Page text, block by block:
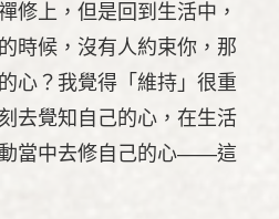
修上，但是回到生活中，
時候，沒有人約束你，那
心？我覺得「維持」很重
去覺知自己的心，在生活
當中去修自己的心——這